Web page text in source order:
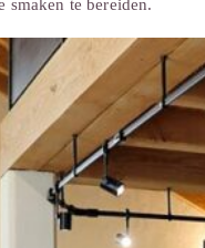
te bereiden.